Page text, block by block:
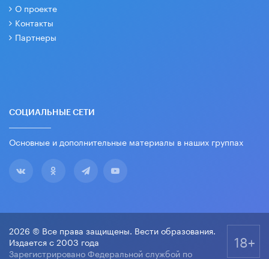
О проекте
Контакты
Партнеры
СОЦИАЛЬНЫЕ СЕТИ
Основные и дополнительные материалы в наших группах
2026 © Все права защищены. Вести образования.
Издается с 2003 года
Зарегистрировано Федеральной службой по
18+